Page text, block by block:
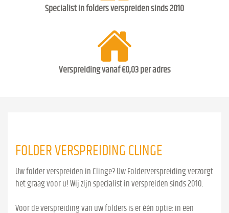
Specialist in folders verspreiden sinds 2010
Verspreiding vanaf €0,03 per adres
FOLDER VERSPREIDING CLINGE
Uw folder verspreiden in Clinge? Uw Folderverspreiding verzorgt
het graag voor u! Wij zijn specialist in verspreiden sinds 2010.
Voor de verspreiding van uw folders is er één optie: in een